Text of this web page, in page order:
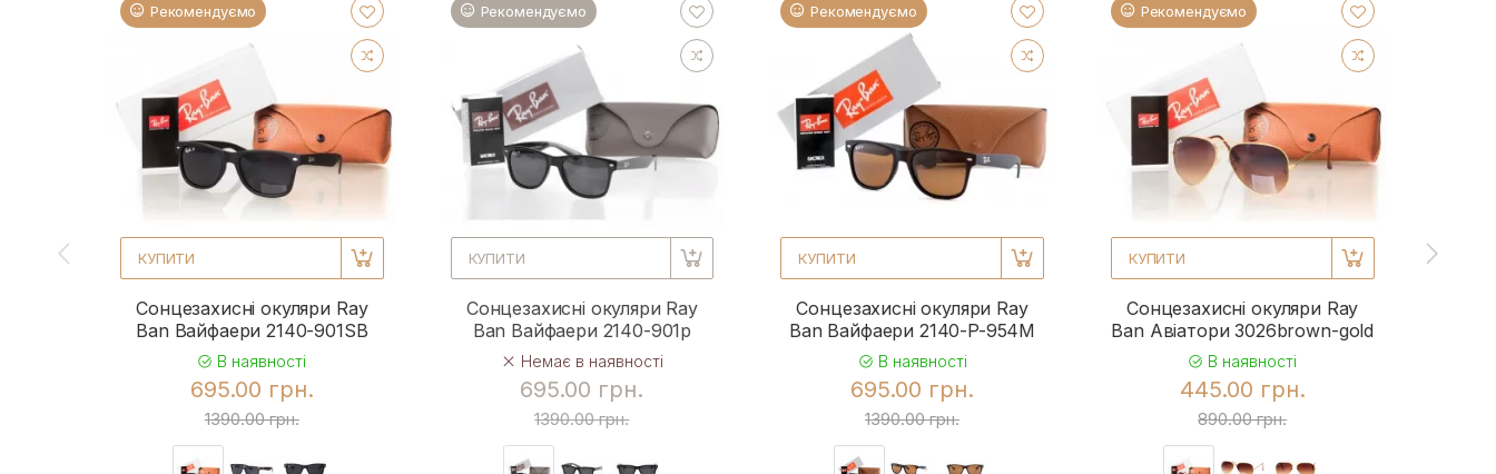
Рекомендуємо
КУПИТИ
Сонцезахисні окуляри Ray
Ban Вайфаери 2140-901SB
В наявності
695.00 грн.
1390.00 грн.
Рекомендуємо
КУПИТИ
Сонцезахисні окуляри Ray
Ban Вайфаери 2140-901p
Немає в наявності
695.00 грн.
1390.00 грн.
Рекомендуємо
КУПИТИ
Сонцезахисні окуляри Ray
Ban Вайфаери 2140-P-954M
В наявності
695.00 грн.
1390.00 грн.
Рекомендуємо
КУПИТИ
Сонцезахисні окуляри Ray
Ban Авіатори 3026brown-gold
В наявності
445.00 грн.
890.00 грн.